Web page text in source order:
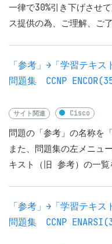
一律で30%引き下げさせ
ス提供の為、ご理解、ご
「参考」→「学習テキス
問題集 CCNP
サイト関連 Cisco
問題の「参考」の名称を
また、問題集の左メニュ
キスト（旧 参考）の一
「参考」→「学習テキス
問題集 CCNP